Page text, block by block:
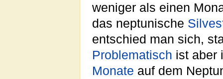
weniger als einen
das neptunische
entschied man sich,
Problematisch ist aber
Monate auf dem